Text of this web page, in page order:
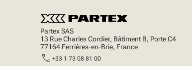
Partex SAS
13 Rue Charles Cordier, Bâtiment B, Porte C4
77164 Ferrières-en-Brie, France
call +33 1 73 08 81 00